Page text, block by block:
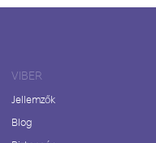
VIBER
Jellemzők
Blog